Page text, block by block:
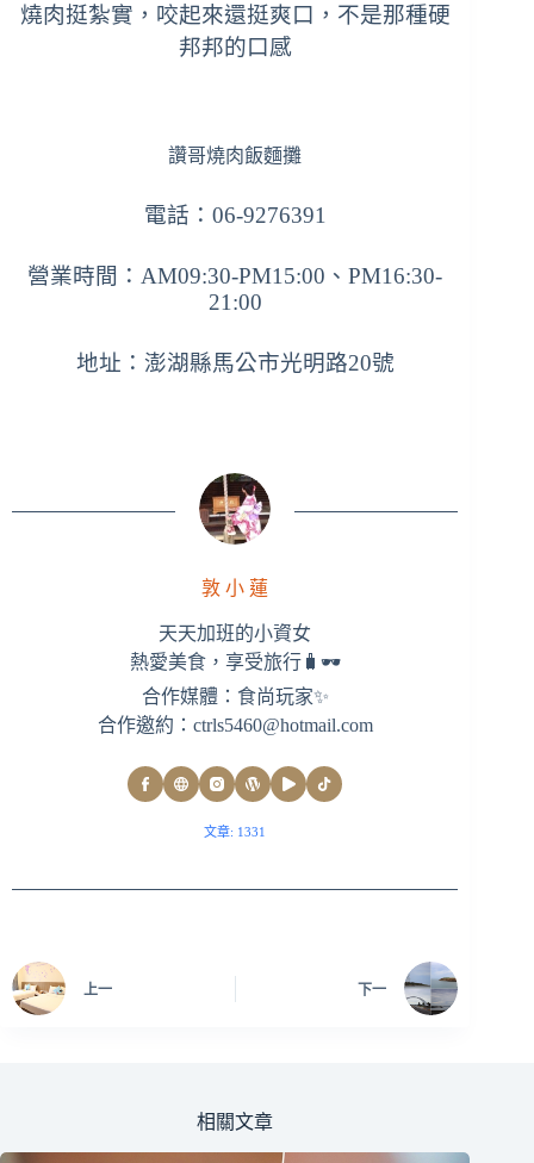
燒肉挺紮實，咬起來還挺爽口，不是那種硬
邦邦的口感
讚哥燒肉飯麵攤
電話：06-9276391
營業時間：AM09:30-PM15:00、PM16:30-
21:00
地址：澎湖縣馬公市光明路20號
敦 小 蓮
天天加班的小資女
熱愛美食，享受旅行🧳🕶
合作媒體：食尚玩家✨
合作邀約： ctrls5460@hotmail.com
文章: 1331
上一 下一
相關文章